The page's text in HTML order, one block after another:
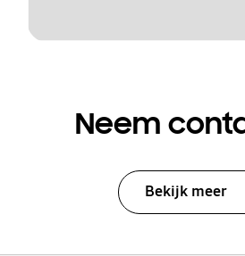
Neem
Bekijk meer